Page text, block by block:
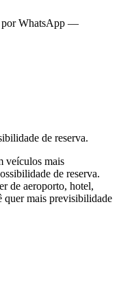
por WhatsApp —
de reserva.
veículos mais
de reserva.
de aeroporto, hotel,
quer mais previsibilidade